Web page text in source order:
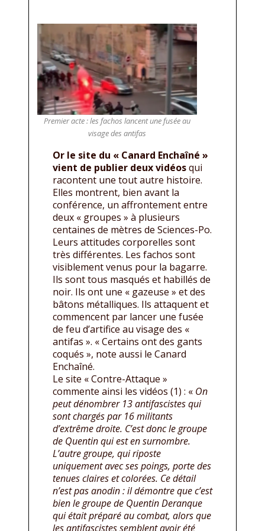
Premier acte : les fachos lancent une fusée au
visage des antifas
Or le site du « Canard Enchaîné »
vient de publier deux vidéosqui
racontent une tout autre histoire.
Elles montrent, bien avant la
conférence, un affrontement entre
deux « groupes » à plusieurs
centaines de mètres de Sciences-Po.
Leurs attitudes corporelles sont
très différentes. Les fachos sont
visiblement venus pour la bagarre.
Ils sont tous masqués et habillés de
noir. Ils ont une « gazeuse » et des
bâtons métalliques. Ils attaquent et
commencent par lancer une fusée
de feu d’artifice au visage des «
antifas ». « Certains ont des gants
coqués », note aussi le Canard
Enchaîné.
Le site « Contre-Attaque »
commente ainsi les vidéos (1) : « On
peut dénombrer 13 antifascistes qui
sont chargés par 16 militants
d’extrême droite. C’est donc le groupe
de Quentin qui est en surnombre.
L’autre groupe, qui riposte
uniquement avec ses poings, porte des
tenues claires et colorées. Ce détail
n’est pas anodin : il démontre que c’est
bien le groupe de Quentin Deranque
qui était préparé au combat, alors que
les antifascistes semblent avoir été